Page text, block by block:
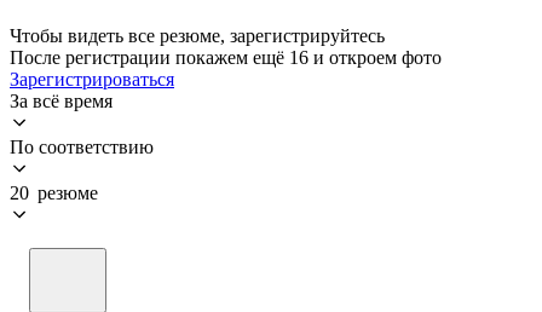
Чтобы видеть все резюме, зарегистрируйтесь
После регистрации покажем ещё 16 и откроем фото
Зарегистрироваться
За всё время
По соответствию
20 резюме